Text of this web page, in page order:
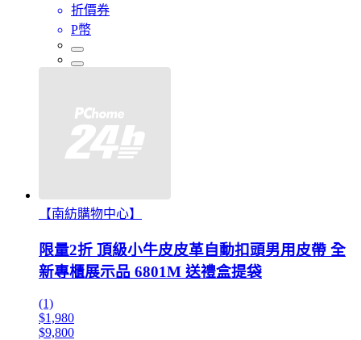
折價券
P幣
【南紡購物中心】
限量2折 頂級小牛皮皮革自動扣頭男用皮帶 全
新專櫃展示品 6801M 送禮盒提袋
(1)
$1,980
$9,800